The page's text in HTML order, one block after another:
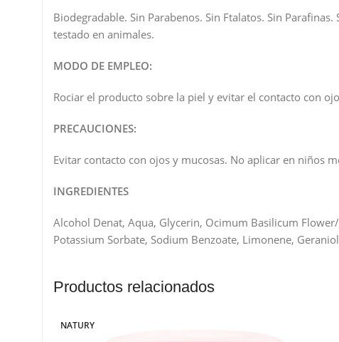
Biodegradable. Sin Parabenos. Sin Ftalatos. Sin
testado en animales.
MODO DE EMPLEO:
Rociar el producto sobre la piel y evitar el contacto con
PRECAUCIONES:
Evitar contacto con ojos y mucosas. No aplicar en niños
INGREDIENTES
Alcohol Denat, Aqua, Glycerin, Ocimum Basilicum
Potassium Sorbate, Sodium Benzoate, Limonene,
Productos relacionados
NATURY